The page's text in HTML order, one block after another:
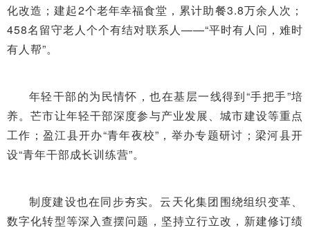
化改造；建起2个老年幸福食堂，累计助餐3.8万余人次；
458名留守老人个个有结对联系人——“平时有人问，难时
有人帮”。
年轻干部的为民情怀，也在基层一线得到“手把手”培
养。芒市让年轻干部深度参与产业发展、城市建设等重点
工作；盈江县开办“青年夜校”，举办专题研讨；梁河县开
设“青年干部成长训练营”。
制度建设也在同步夯实。云天化集团围绕组织变革、
数字化转型等深入查摆问题，坚持立行立改，新建修订绩